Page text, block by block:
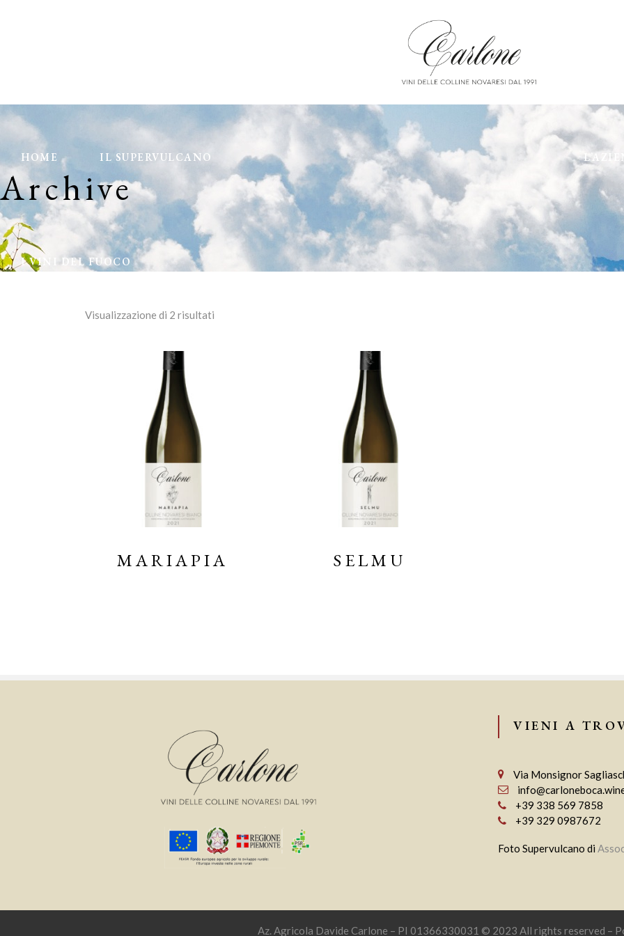
HOME IL SUPERVULCANO
I VINI DEL FUOCO
Archive
Visualizzazione di 2 risultati
LEGGI TUTTO
MARIAPIA
LEGGI TUTTO
SELMU
VIENI A
Via Monsignor
+39 338 569 7858
+39 329 0987672
Foto Supervulcano di
Az. Agricola Davide Carlone – PI 01366330031 © 2023 All rights reserved –